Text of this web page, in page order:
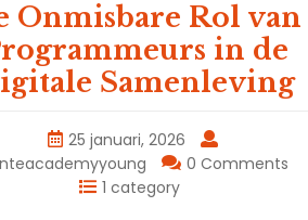
Onmisbare Rol van
in de
Samenleving
25 januari, 2026
0 Comments
1 category